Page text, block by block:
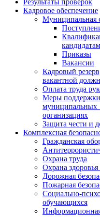
Результаты проверок
Кадровое обеспечение
Муниципальная
кандидатам
Приказы
Вакансии
Кадровый
вакантной
Оплата труда
Меры поддержки
муниципальных
организациях
Защита чести и
Комплексная
Гражданская
Охрана труда
Охрана
Дорожная
Пожарная
Социально-
обучающихся